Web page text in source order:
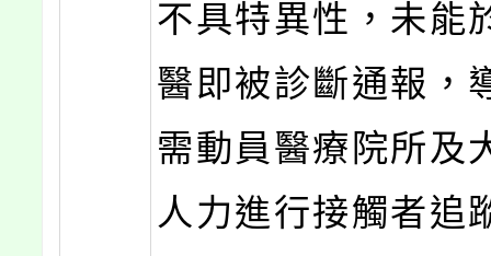
不具特異性，未能
醫即被診斷通報，
需動員醫療院所及
人力進行接觸者追